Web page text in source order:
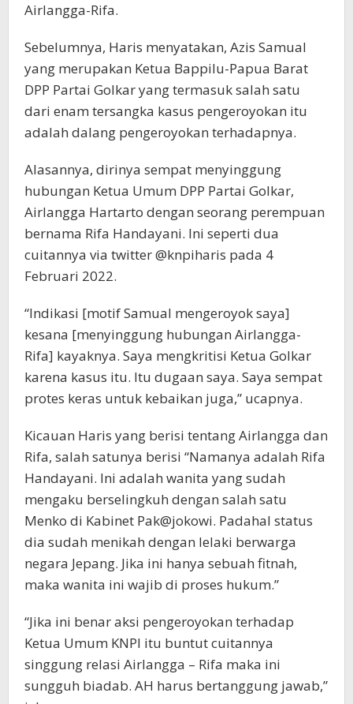
Airlangga-Rifa.
Sebelumnya, Haris menyatakan, Azis Samual
yang merupakan Ketua Bappilu-Papua Barat
DPP Partai Golkar yang termasuk salah satu
dari enam tersangka kasus pengeroyokan itu
adalah dalang pengeroyokan terhadapnya.
Alasannya, dirinya sempat menyinggung
hubungan Ketua Umum DPP Partai Golkar,
Airlangga Hartarto dengan seorang perempuan
bernama Rifa Handayani. Ini seperti dua
cuitannya via twitter @knpiharis pada 4
Februari 2022.
“Indikasi [motif Samual mengeroyok saya]
kesana [menyinggung hubungan Airlangga-
Rifa] kayaknya. Saya mengkritisi Ketua Golkar
karena kasus itu. Itu dugaan saya. Saya sempat
protes keras untuk kebaikan juga,” ucapnya.
Kicauan Haris yang berisi tentang Airlangga dan
Rifa, salah satunya berisi “Namanya adalah Rifa
Handayani. Ini adalah wanita yang sudah
mengaku berselingkuh dengan salah satu
Menko di Kabinet Pak@jokowi. Padahal status
dia sudah menikah dengan lelaki berwarga
negara Jepang. Jika ini hanya sebuah fitnah,
maka wanita ini wajib di proses hukum.”
“Jika ini benar aksi pengeroyokan terhadap
Ketua Umum KNPI itu buntut cuitannya
singgung relasi Airlangga – Rifa maka ini
sungguh biadab. AH harus bertanggung jawab,”